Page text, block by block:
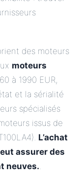
des moteurs
moteurs
à 1990 EUR,
et la sérialité
spécialisés
issus de
L’achat
assurer des
neuves..